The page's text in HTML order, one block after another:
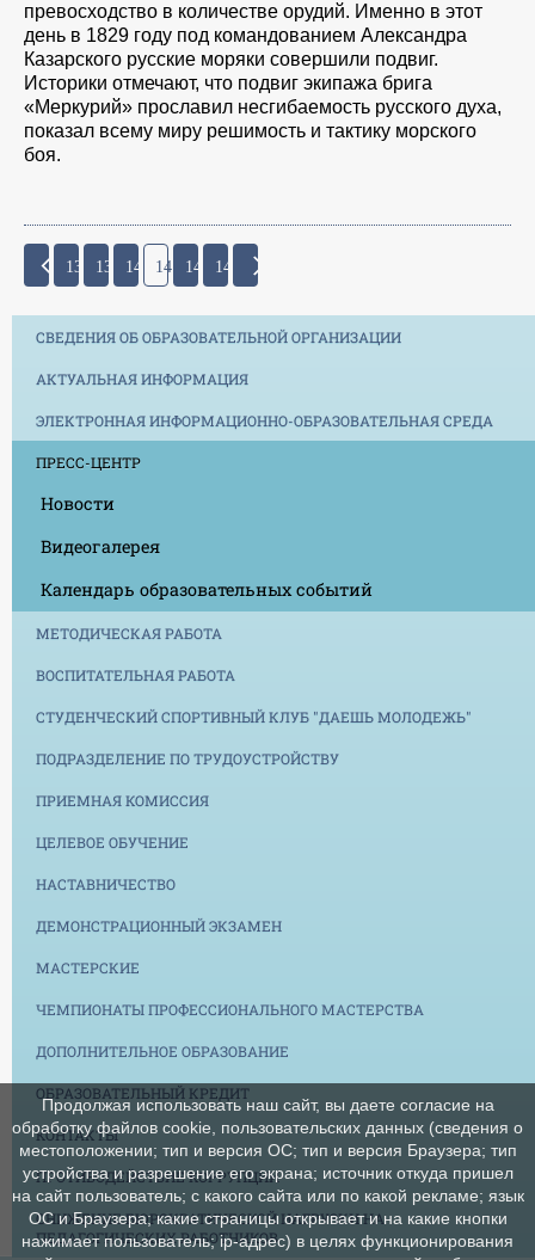
превосходство в количестве орудий. Именно в этот
день в 1829 году под командованием Александра
Казарского русские моряки совершили подвиг.
Историки отмечают, что подвиг экипажа брига
«Меркурий» прославил несгибаемость русского духа,
показал всему миру решимость и тактику морского
боя.
138 139 140 141 142 143
СВЕДЕНИЯ ОБ ОБРАЗОВАТЕЛЬНОЙ ОРГАНИЗАЦИИ
АКТУАЛЬНАЯ ИНФОРМАЦИЯ
ЭЛЕКТРОННАЯ ИНФОРМАЦИОННО-ОБРАЗОВАТЕЛЬНАЯ СРЕДА
ПРЕСС-ЦЕНТР
Новости
Видеогалерея
Календарь образовательных событий
МЕТОДИЧЕСКАЯ РАБОТА
ВОСПИТАТЕЛЬНАЯ РАБОТА
СТУДЕНЧЕСКИЙ СПОРТИВНЫЙ КЛУБ "ДАЕШЬ МОЛОДЕЖЬ"
ПОДРАЗДЕЛЕНИЕ ПО ТРУДОУСТРОЙСТВУ
ПРИЕМНАЯ КОМИССИЯ
ЦЕЛЕВОЕ ОБУЧЕНИЕ
НАСТАВНИЧЕСТВО
ДЕМОНСТРАЦИОННЫЙ ЭКЗАМЕН
МАСТЕРСКИЕ
ЧЕМПИОНАТЫ ПРОФЕССИОНАЛЬНОГО МАСТЕРСТВА
ДОПОЛНИТЕЛЬНОЕ ОБРАЗОВАНИЕ
ОБРАЗОВАТЕЛЬНЫЙ КРЕДИТ
КОНТАКТЫ
ПРОТИВОДЕЙСТВИЕ КОРРУПЦИИ
СНИЖЕНИЕ БЮРОКРАТИЧЕСКОЙ НАГРУЗКИ НА
ПЕДАГОГИЧЕСКИХ РАБОТНИКОВ
Продолжая использовать наш сайт, вы даете согласие на
обработку файлов cookie, пользовательских данных (сведения о
местоположении; тип и версия ОС; тип и версия Браузера; тип
устройства и разрешение его экрана; источник откуда пришел
на сайт пользователь; с какого сайта или по какой рекламе; язык
ОС и Браузера; какие страницы открывает и на какие кнопки
нажимает пользователь; ip-адрес) в целях функционирования